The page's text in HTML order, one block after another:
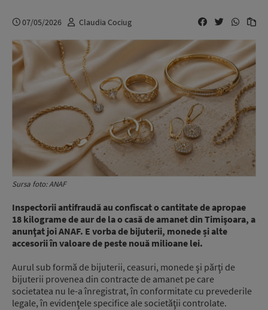
07/05/2026 Claudia Cociug
Sursa foto: ANAF
Inspectorii antifraudă au confiscat o cantitate de apropae
18 kilograme de aur de la o casă de amanet din Timişoara, a
anunţat joi ANAF. E vorba de bijuterii, monede și alte
accesorii în valoare de peste nouă milioane lei.
Aurul sub formă de bijuterii, ceasuri, monede şi părţi de
bijuterii provenea din contracte de amanet pe care
societatea nu le-a înregistrat, în conformitate cu prevederile
legale, în evidenţele specifice ale societăţii controlate.